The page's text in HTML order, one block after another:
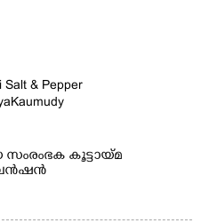
കൂട്ടായ്മ